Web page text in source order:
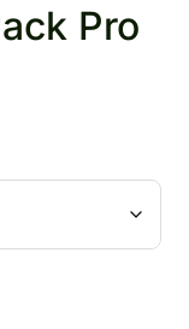
Pro